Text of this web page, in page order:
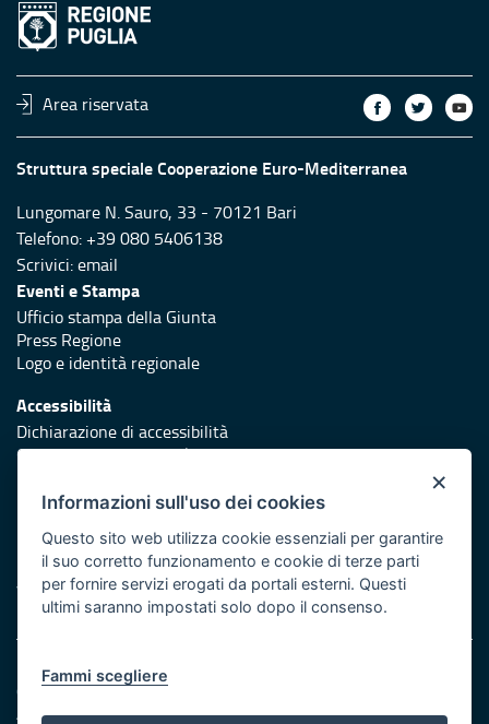
Area riservata
Struttura speciale Cooperazione Euro-Mediterranea
Lungomare N. Sauro, 33 - 70121 Bari
Telefono: +39 080 5406138
Scrivici:email
Eventi e Stampa
Ufficio stampa della Giunta
Press Regione
Logo e identità regionale
Accessibilità
Dichiarazione di accessibilità
Obiettivi di accessibilità
Redazione
Protezione civile
Vai al sito di Protezione Civile Puglia
Note legali
Cookie e privacy
Amministrazione trasparente
×
Informazioni sull'uso dei cookies
Questo sito web utilizza cookie essenziali per garantire
il suo corretto funzionamento e cookie di terze parti
per fornire servizi erogati da portali esterni. Questi
ultimi saranno impostati solo dopo il consenso.
Fammi scegliere